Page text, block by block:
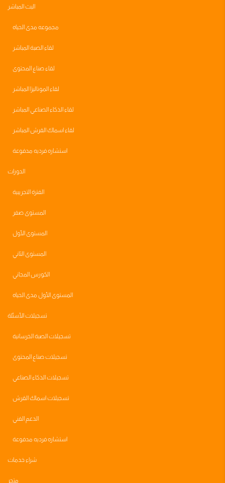
البث المباشر
مجموعه مدى الحياه
لقاء الصبة المباشر
لقاء صناع المحتوى
لقاء الموناليزا المباشر
لقاء الذكاء الصناعي المباشر
لقاء اسماك القرش المباشر
استشاره فرديه مدفوعة
الدورات
الفترة التجريبية
المستوى صفر
المستوى الأول
المستوى الثاني
الكورس المجاني
المستوى الأول مدى الحياه
تسجيلات الأسئلة
تسجيلات الصبة الخرسانية
تسجيلات صناع المحتوى
تسجيلات الذكاء الصناعي
تسجيلات اسماك القرش
الدعم الفني
استشاره فرديه مدفوعة
شراء خدمات
متجر